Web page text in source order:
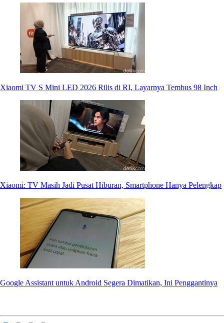
Xiaomi TV S Mini LED 2026 Rilis di RI, Layarnya Tembus 98 Inch
Xiaomi: TV Masih Jadi Pusat Hiburan, Smartphone Hanya Pelengkap
Google Assistant untuk Android Segera Dimatikan, Ini Penggantinya